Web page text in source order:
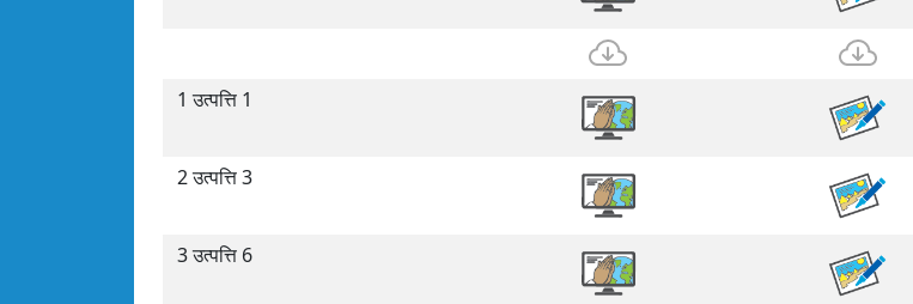
1 उत्पत्ति 1
2 उत्पत्ति 3
3 उत्पत्ति 6